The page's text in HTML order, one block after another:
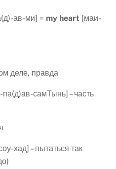
ав-ми] = my heart [маи-
деле, правда
па(д)ав-самТынь] – часть
хад] – пытаться так